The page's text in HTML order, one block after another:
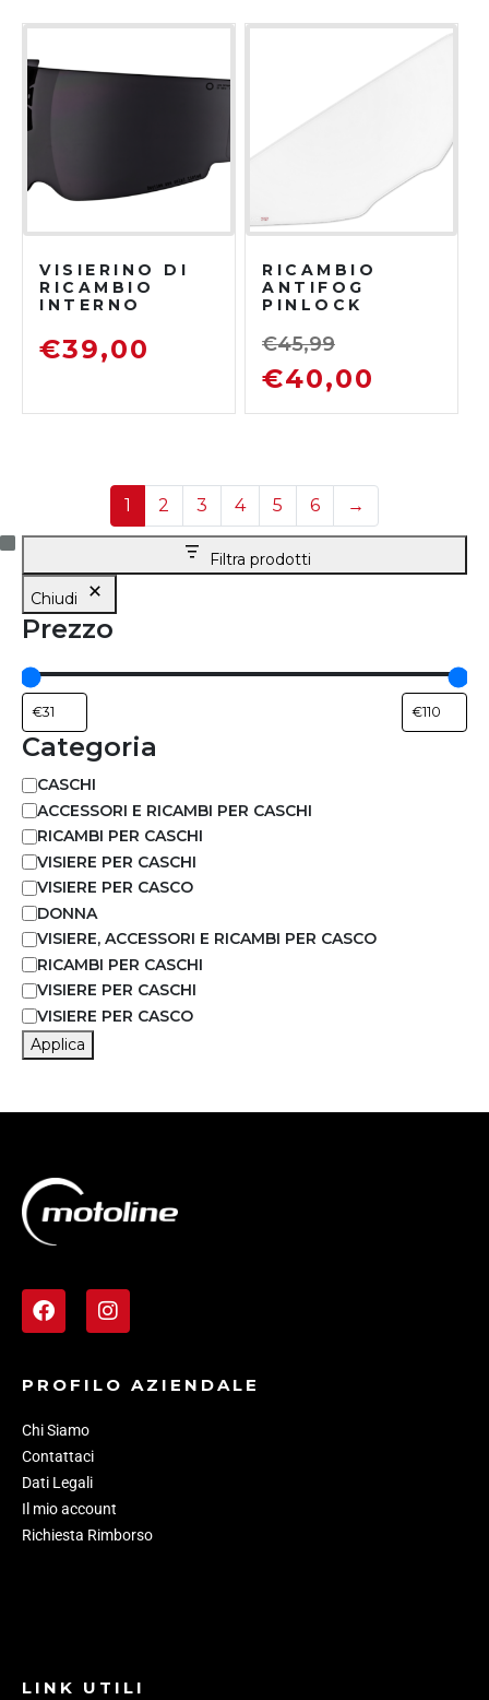
VISIERINO DI
RICAMBIO
INTERNO
– C3 PRO – E1
€39,00
RICAMBIO
ANTIFOG
PINLOCK
– C4 PRO – C4
PRO CARBON
€45,99
€40,00
1 2 3 4 5 6 →
Filtra prodotti
Chiudi
Prezzo
Categoria
CASCHI
ACCESSORI E RICAMBI PER CASCHI
RICAMBI PER CASCHI
VISIERE PER CASCHI
VISIERE PER CASCO
DONNA
VISIERE, ACCESSORI E RICAMBI PER CASCO
RICAMBI PER CASCHI
VISIERE PER CASCHI
VISIERE PER CASCO
Applica
PROFILO AZIENDALE
Chi Siamo
Contattaci
Dati Legali
Il mio account
Richiesta Rimborso
LINK UTILI